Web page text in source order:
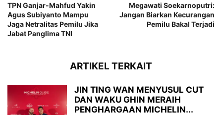
TPN Ganjar-Mahfud Yakin
Agus Subiyanto Mampu
Jaga Netralitas Pemilu Jika
Jabat Panglima TNI
Megawati Soekarnoputri:
Jangan Biarkan Kecurangan
Pemilu Bakal Terjadi
ARTIKEL TERKAIT
JIN TING WAN MENYUSUL CUT
DAN WAKU GHIN MERAIH
PENGHARGAAN MICHELIN...